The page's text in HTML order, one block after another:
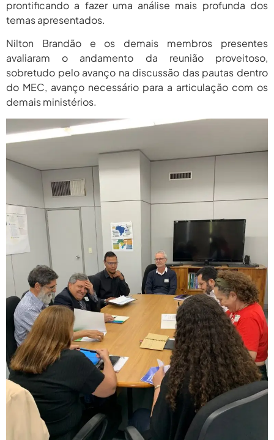
prontificando a fazer uma análise mais profunda dos
temas apresentados.
Nilton Brandão e os demais membros presentes
avaliaram o andamento da reunião proveitoso,
sobretudo pelo avanço na discussão das pautas dentro
do MEC, avanço necessário para a articulação com os
demais ministérios.